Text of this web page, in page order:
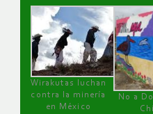
Wirakutas luchan
contra la minería
en México
No a